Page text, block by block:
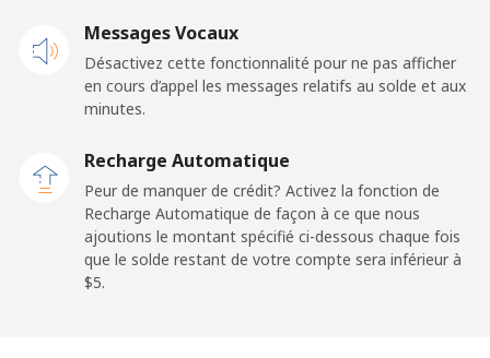
French Guiana
Ligne fixe ⁦4.9¢⁩
⁦30.9¢⁩ 16 min pour ⁦$5⁩ -
French Polynesia
Messages Vocaux
Désactivez cette fonctionnalité pour ne pas afficher
en cours d’appel les messages relatifs au solde et aux
minutes.
Recharge Automatique
Peur de manquer de crédit? Activez la fonction de
Recharge Automatique de façon à ce que nous
ajoutions le montant spécifié ci-dessous chaque fois
que le solde restant de votre compte sera inférieur à
⁦$5⁩.